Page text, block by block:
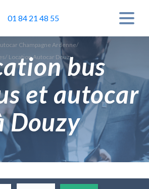
01 84 21 48 55
Champagne Ardenne/
/ Location Autocar Douzybus
et autocar
Douzy